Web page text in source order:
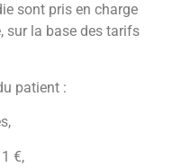
sont pris en charge
sur la base des tarifs
patient :
€,